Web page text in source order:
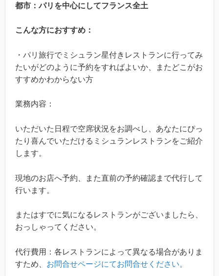
都市：パリを中心にしてフランス全土
こんな方におすすめ：
・パリ旅行でミシュラン星付きレストランに行ってみ
たいがどのように予約をすればよいか、またどこがお
すすめかわからない方
業務内容：
いただいた日程で空席状況をお調べし、あなたにぴっ
たり喜んでいただけるミシュランレストランをご紹介
します。
現地のお店へ予約、また直前の予約確認まで代行して
行います。
またはすでに気になるレストランがございましたら、
おっしゃってください。
代行費用：各レストランによって異なる場合がありま
すため、 お問合せページにてお問合せください。